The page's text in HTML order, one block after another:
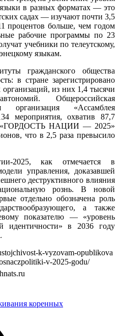
в разных форматах — это
садах — изучают почти 3,5
процентов больше, чем годом
рабочие программы по 23
учебники по телеутскому,
языкам.
гражданского общества
в стране зарегистрировано
из них 1,4 тысячи
Общероссийская
организация «Ассамблея
мероприятия, охватив 87,7
«ГОРДОСТЬ НАЦИИ — 2025»
что в 2,5 раза превысило
как отмечается в
управления, доказавшей
деструктивного влияния
рознь. В новой
отдельно обозначена роль
а также
показателю — «уровень
идентичности» в 2036 году
k-vyzovam-opublikova
v-2025-godu/
коренных